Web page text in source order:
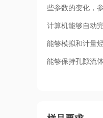
些参数的变化，
计算机能够自动
能够模拟和计量
能够保持孔隙流